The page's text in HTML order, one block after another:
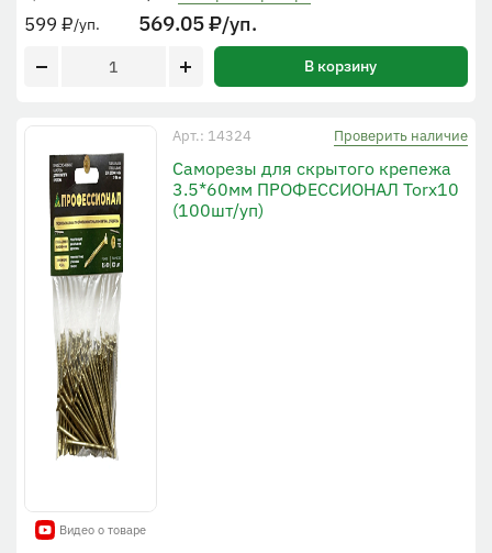
599 ₽/уп. 569.05₽/уп.
В корзину
Видео о товаре
Арт.: 14324 Проверить наличие
Cаморезы для скрытого крепежа
3.5*60мм ПРОФЕССИОНАЛ Torx10
(100шт/уп)